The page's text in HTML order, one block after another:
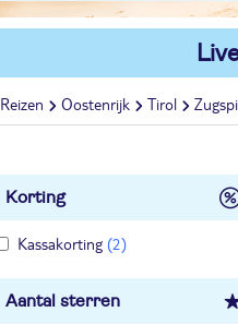
Reizen Oostenrijk Tirol
Korting
Kassakorting (2)
Aantal sterren